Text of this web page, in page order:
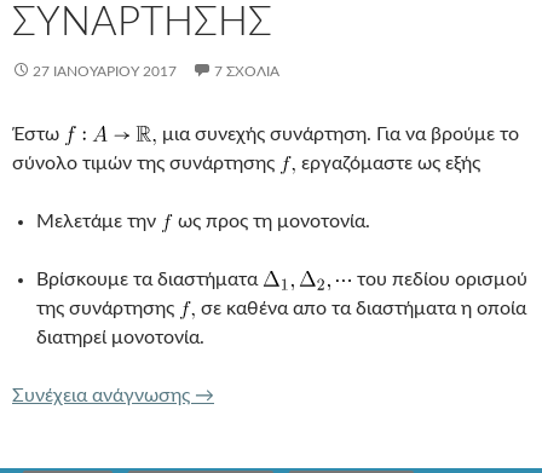
ΣΥΝΑΡΤΗΣΗΣ
27 ΙΑΝΟΥΑΡΊΟΥ 2017 7 ΣΧΌΛΙΑ
Έστω
μια συνεχής συνάρτηση. Για να βρούμε το
σύνολο τιμών της συνάρτησης
εργαζόμαστε ως εξής
Μελετάμε την ως προς τη μονοτονία.
Βρίσκουμε τα διαστήματα
του πεδίου ορισμού
της συνάρτησης
σε καθένα απο τα διαστήματα η οποία
διατηρεί μονοτονία.
Συνέχεια ανάγνωσης ΣΥΝΟΛΟ ΤΙΜΩΝ ΠΑΡΑΓΩΓΙΣΙΜΗΣ
→